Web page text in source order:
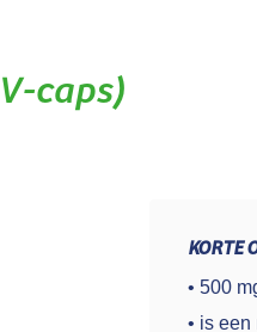
caps)
KORTE
• 500
• is